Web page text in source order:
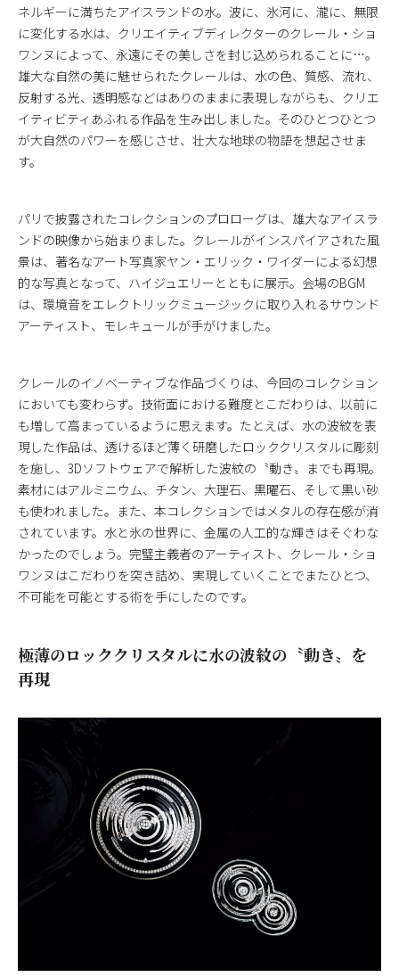
ネルギーに満ちたアイスランドの水。波に、氷河に、瀧に、無限
に変化する水は、クリエイティブディレクターのクレール・ショ
ワンヌによって、永遠にその美しさを封じ込められることに…。
雄大な自然の美に魅せられたクレールは、水の色、質感、流れ、
反射する光、透明感などはありのままに表現しながらも、クリエ
イティビティあふれる作品を生み出しました。そのひとつひとつ
が大自然のパワーを感じさせ、壮大な地球の物語を想起させま
す。
パリで披露されたコレクションのプロローグは、雄大なアイスラ
ンドの映像から始まりました。クレールがインスパイアされた風
景は、著名なアート写真家ヤン・エリック・ワイダーによる幻想
的な写真となって、ハイジュエリーとともに展示。会場のBGM
は、環境音をエレクトリックミュージックに取り入れるサウンド
アーティスト、モレキュールが手がけました。
クレールのイノベーティブな作品づくりは、今回のコレクション
においても変わらず。技術面における難度とこだわりは、以前に
も増して高まっているように思えます。たとえば、水の波紋を表
現した作品は、透けるほど薄く研磨したロッククリスタルに彫刻
を施し、3Dソフトウェアで解析した波紋の〝動き〟までも再現。
素材にはアルミニウム、チタン、大理石、黒曜石、そして黒い砂
も使われました。また、本コレクションではメタルの存在感が消
されています。水と氷の世界に、金属の人工的な輝きはそぐわな
かったのでしょう。完璧主義者のアーティスト、クレール・ショ
ワンヌはこだわりを突き詰め、実現していくことでまたひとつ、
不可能を可能とする術を手にしたのです。
極薄のロッククリスタルに水の波紋の〝動き〟を
再現